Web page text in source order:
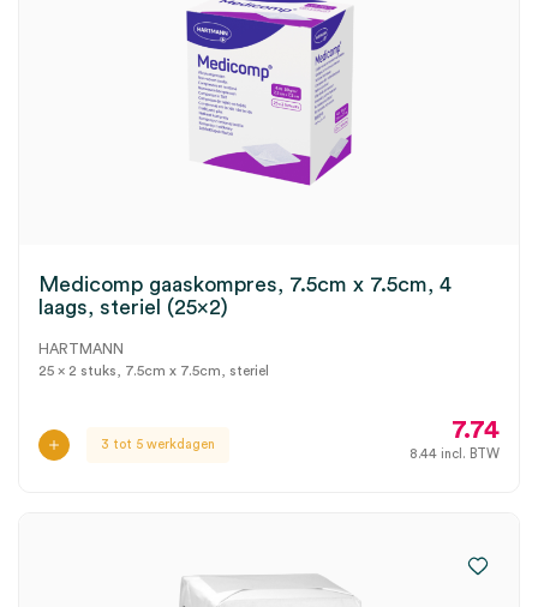
Medicomp gaaskompres, 7.5cm x 7.5cm, 4
laags, steriel (25×2)
HARTMANN
25 x 2 stuks, 7.5cm x 7.5cm, steriel
3 tot 5 werkdagen
7.74
8.44 incl. BTW